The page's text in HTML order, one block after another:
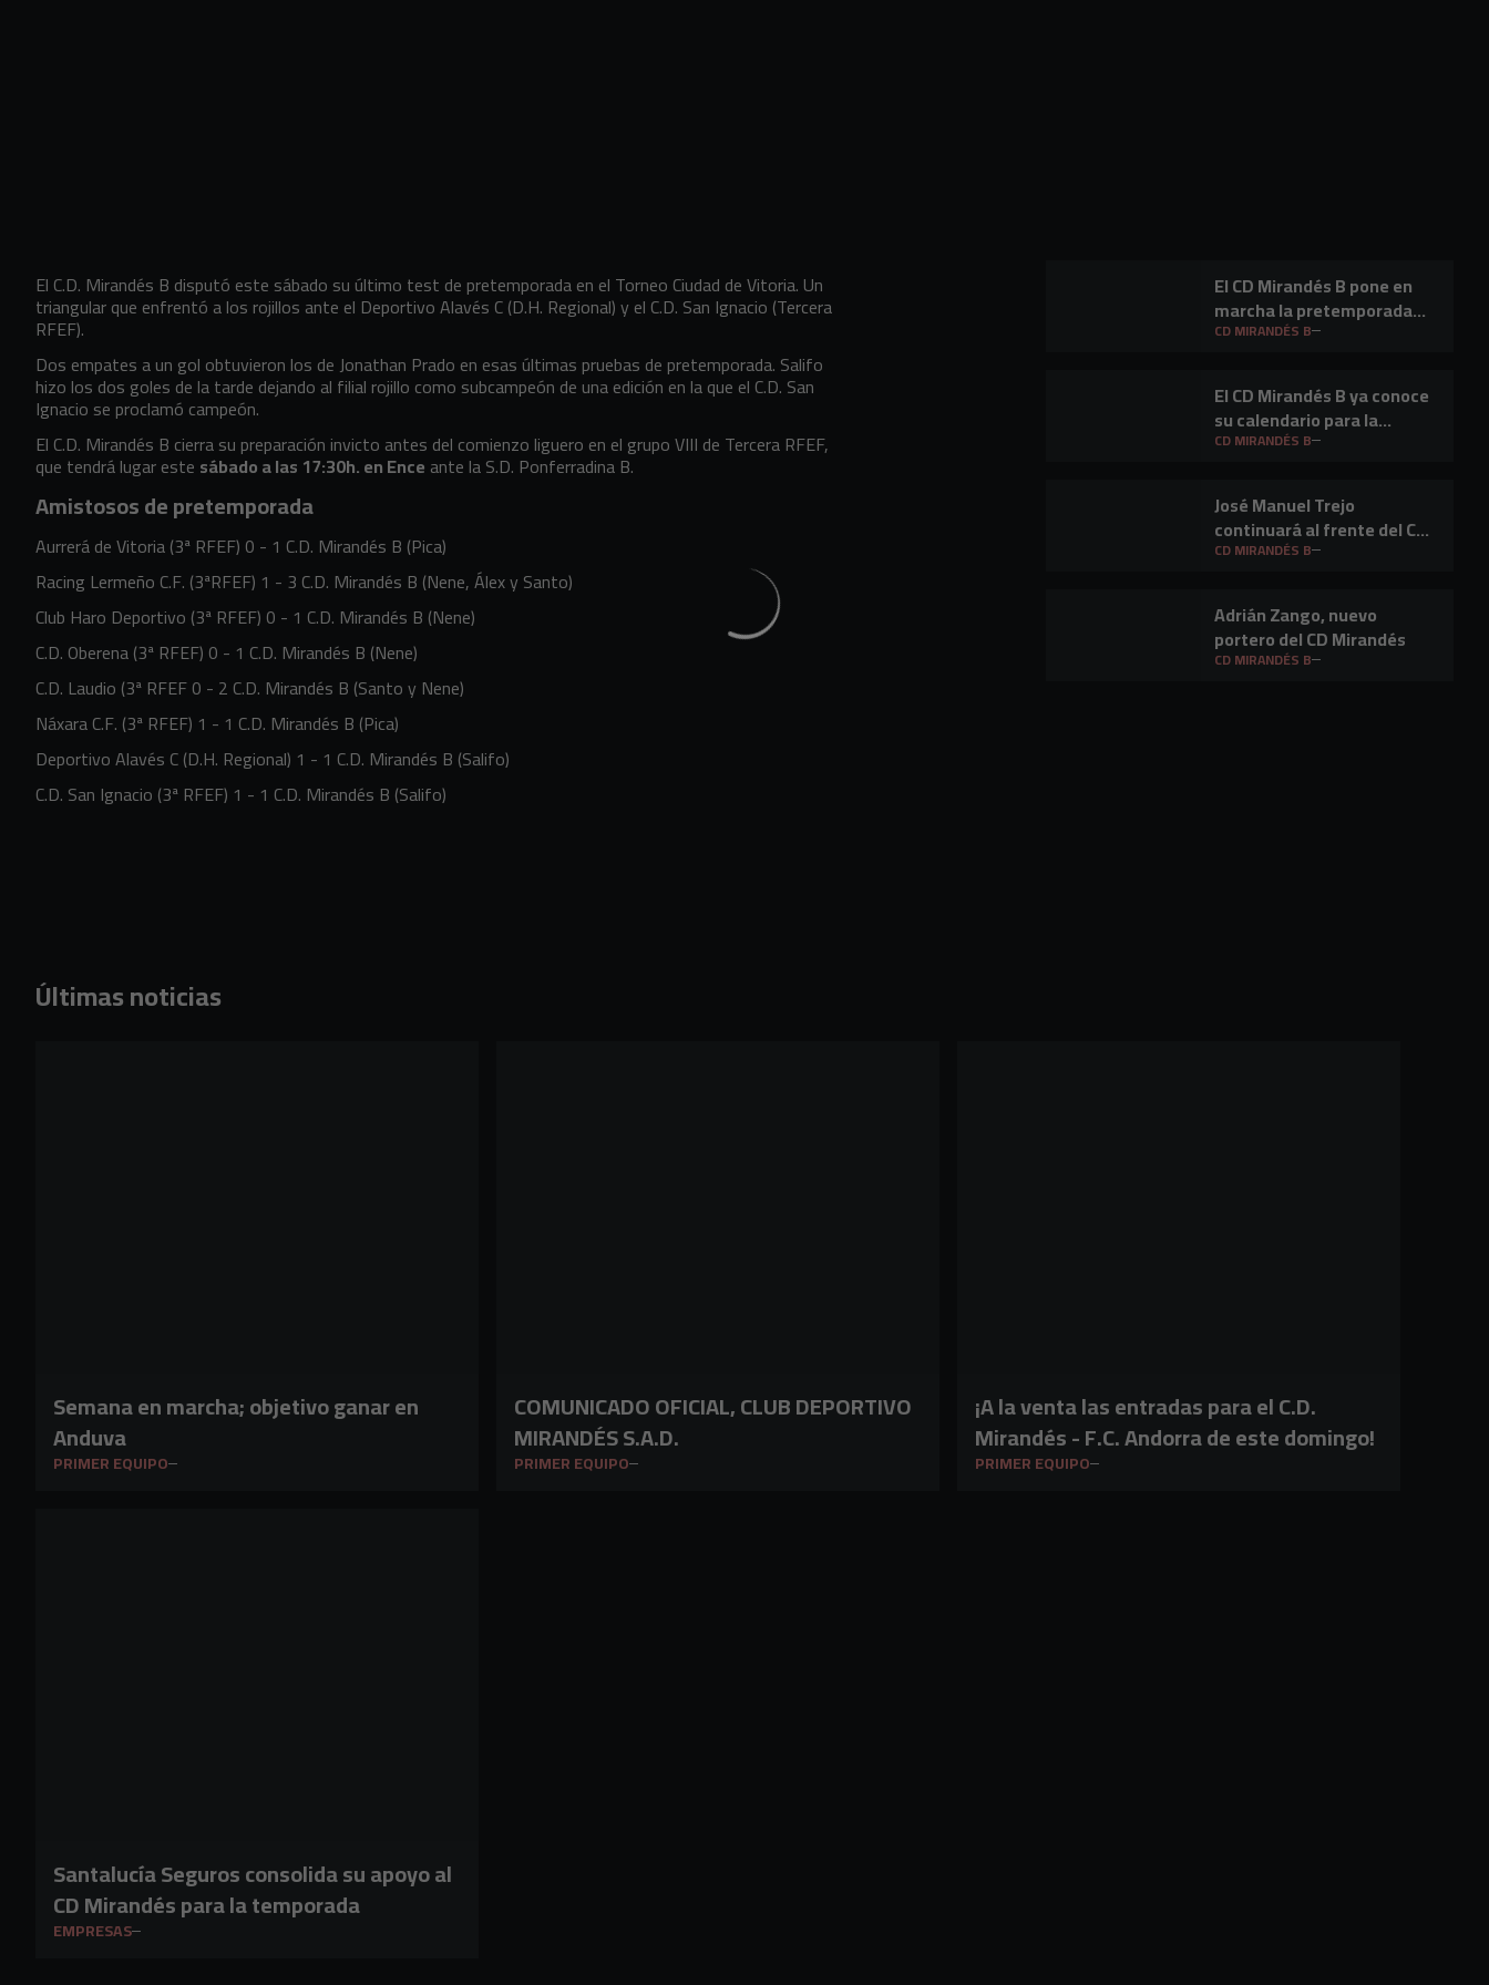
El C.D. Mirandés B disputó este sábado su último test de pretemporada en el Torneo Ciudad de Vitoria. Un
triangular que enfrentó a los rojillos ante el Deportivo Alavés C (D.H. Regional) y el C.D. San Ignacio (Tercera
RFEF).
Dos empates a un gol obtuvieron los de Jonathan Prado en esas últimas pruebas de pretemporada. Salifo
hizo los dos goles de la tarde dejando al filial rojillo como subcampeón de una edición en la que el C.D. San
Ignacio se proclamó campeón.
El C.D. Mirandés B cierra su preparación invicto antes del comienzo liguero en el grupo VIII de Tercera RFEF,
que tendrá lugar este sábado a las 17:30h. en Ence ante la S.D. Ponferradina B.
Amistosos de pretemporada
Aurrerá de Vitoria (3ª RFEF) 0 - 1 C.D. Mirandés B (Pica)
Racing Lermeño C.F. (3ªRFEF) 1 - 3 C.D. Mirandés B (Nene, Álex y Santo)
Club Haro Deportivo (3ª RFEF) 0 - 1 C.D. Mirandés B (Nene)
C.D. Oberena (3ª RFEF) 0 - 1 C.D. Mirandés B (Nene)
C.D. Laudio (3ª RFEF 0 - 2 C.D. Mirandés B (Santo y Nene)
Náxara C.F. (3ª RFEF) 1 - 1 C.D. Mirandés B (Pica)
Deportivo Alavés C (D.H. Regional) 1 - 1 C.D. Mirandés B (Salifo)
C.D. San Ignacio (3ª RFEF) 1 - 1 C.D. Mirandés B (Salifo)
El CD Mirandés B pone en
marcha la pretemporada
2026/27
CD MIRANDÉS B
El CD Mirandés B ya conoce
su calendario para la
temporada 26/27
CD MIRANDÉS B
José Manuel Trejo
continuará al frente del CD
Mirandés B
CD MIRANDÉS B
Adrián Zango, nuevo
portero del CD Mirandés
CD MIRANDÉS B
Últimas noticias
Semana en marcha; objetivo ganar en
Anduva
PRIMER EQUIPO
COMUNICADO OFICIAL, CLUB DEPORTIVO
MIRANDÉS S.A.D.
PRIMER EQUIPO
¡A la venta las entradas para el C.D.
Mirandés - F.C. Andorra de este domingo!
PRIMER EQUIPO
Santalucía Seguros consolida su apoyo al
CD Mirandés para la temporada
EMPRESAS